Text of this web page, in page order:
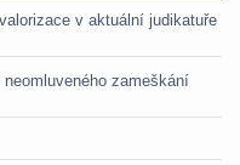
v aktuální judikatuře
zameškání